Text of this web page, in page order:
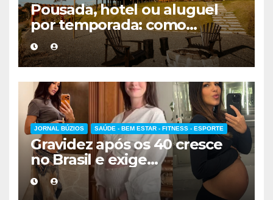
Pousada, hotel ou aluguel
por temporada: como
escolher a melhor
hospedagem
JORNAL BÚZIOS SAÚDE - BEM ESTAR - FITNESS - ESPORTE
Gravidez após os 40 cresce
no Brasil e exige
acompanhamento médico
mais cuidadoso